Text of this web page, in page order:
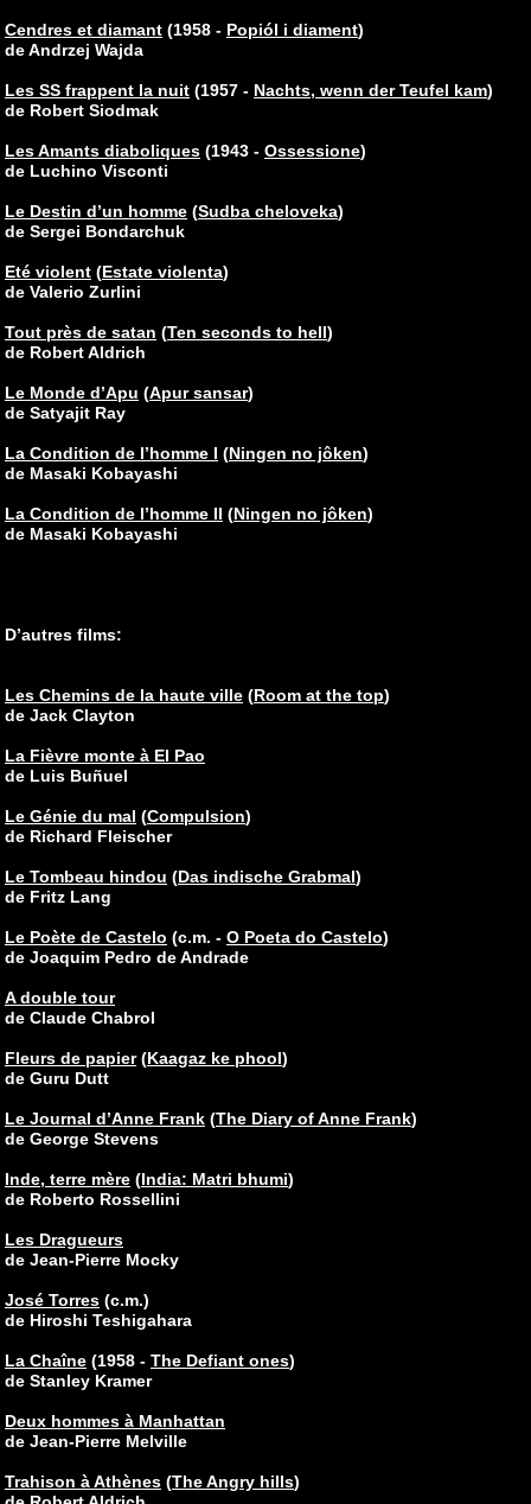
Cendres et diamant (1958 - Popiól i diament)
de Andrzej Wajda
Les SS frappent la nuit (1957 - Nachts, wenn der Teufel kam)
de Robert Siodmak
Les Amants diaboliques (1943 - Ossessione)
de Luchino Visconti
Le Destin d’un homme (Sudba cheloveka)
de Sergei Bondarchuk
Eté violent (Estate violenta)
de Valerio Zurlini
Tout près de satan (Ten seconds to hell)
de Robert Aldrich
Le Monde d’Apu (Apur sansar)
de Satyajit Ray
La Condition de l’homme I (Ningen no jôken)
de Masaki Kobayashi
La Condition de l’homme II (Ningen no jôken)
de Masaki Kobayashi
D’autres films:
Les Chemins de la haute ville (Room at the top)
de Jack Clayton
La Fièvre monte à El Pao
de Luis Buñuel
Le Génie du mal (Compulsion)
de Richard Fleischer
Le Tombeau hindou (Das indische Grabmal)
de Fritz Lang
Le Poète de Castelo (c.m. - O Poeta do Castelo)
de Joaquim Pedro de Andrade
A double tour
de Claude Chabrol
Fleurs de papier(Kaagaz ke phool)
de Guru Dutt
Le Journal d’Anne Frank (The Diary of Anne Frank)
de George Stevens
Inde, terre mère (India: Matri bhumi)
de Roberto Rossellini
Les Dragueurs
de Jean-Pierre Mocky
José Torres (c.m.)
de Hiroshi Teshigahara
La Chaîne (1958 - The Defiant ones)
de Stanley Kramer
Deux hommes à Manhattan
de Jean-Pierre Melville
Trahison à Athènes (The Angry hills)